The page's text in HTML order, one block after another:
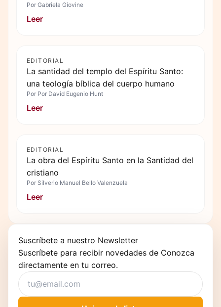
Por Gabriela Giovine
Leer
EDITORIAL
La santidad del templo del Espíritu Santo:
una teología bíblica del cuerpo humano
Por Por David Eugenio Hunt
Leer
EDITORIAL
La obra del Espíritu Santo en la Santidad del
cristiano
Por Silverio Manuel Bello Valenzuela
Leer
Suscríbete a nuestro Newsletter
Suscríbete para recibir novedades de Conozca
directamente en tu correo.